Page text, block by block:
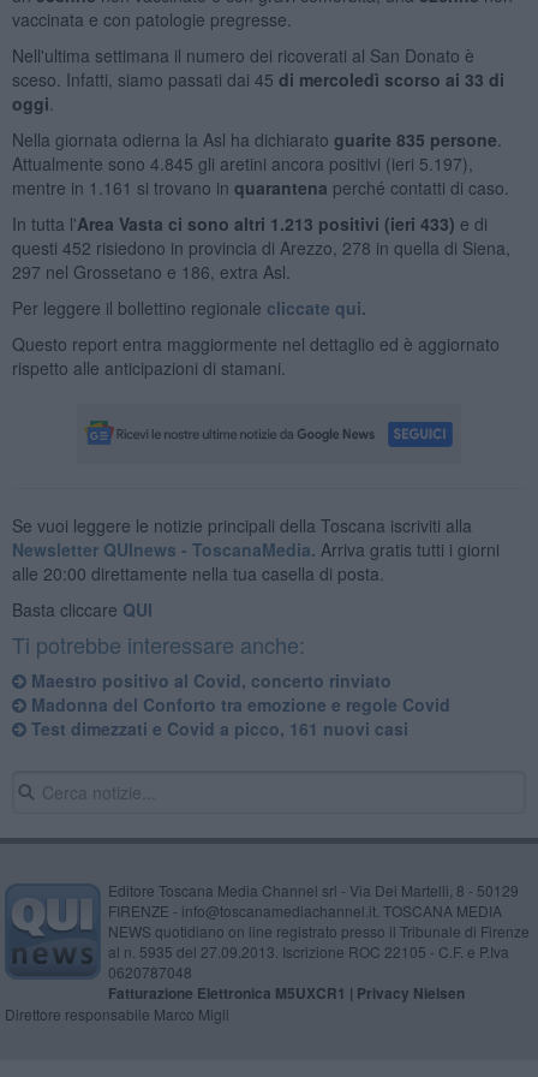
vaccinata e con patologie pregresse.
Nell'ultima settimana il numero dei ricoverati al San Donato è
sceso. Infatti, siamo passati dai 45 di mercoledì scorso ai 33 di
oggi
Nella giornata odierna la Asl ha dichiarato guarite 835 persone
Attualmente sono 4.845 gli aretini ancora positivi (ieri 5.197),
mentre in 1.161 si trovano in quarantena perché contatti di caso.
In tutta l'Area Vasta ci sono altri 1.213 positivi (ieri 433) e di
questi 452 risiedono in provincia di Arezzo, 278 in quella di Siena,
297 nel Grossetano e 186, extra Asl.
Per leggere il bollettino regionale cliccate qui.
Questo report entra maggiormente nel dettaglio ed è aggiornato
rispetto alle anticipazioni di stamani.
Se vuoi leggere le notizie principali della Toscana iscriviti alla
Newsletter QUInews - ToscanaMedia. Arriva gratis tutti i giorni
alle 20:00 direttamente nella tua casella di posta.
Basta cliccare QUI
Ti potrebbe interessare anche:
Maestro positivo al Covid, concerto rinviato
Madonna del Conforto tra emozione e regole Covid
Test dimezzati e Covid a picco, 161 nuovi casi
Editore Toscana Media Channel srl - Via Dei Martelli, 8 - 50129
FIRENZE - info@toscanamediachannel.it. TOSCANA MEDIA
NEWS quotidiano on line registrato presso il Tribunale di Firenze
al n. 5935 del 27.09.2013. Iscrizione ROC 22105 - C.F. e P.Iva
0620787048
Fatturazione Elettronica M5UXCR1 | Privacy Nielsen
Direttore responsabile Marco Migli